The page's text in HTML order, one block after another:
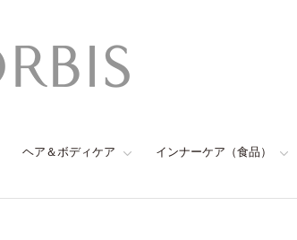
ヘア＆ボディケア インナーケア（食品）